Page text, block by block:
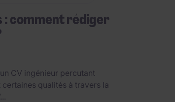
: comment rédiger
CV ingénieur percutant
certaines qualités à travers la